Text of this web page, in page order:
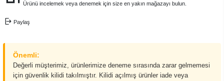
Ürünü incelemek veya denemek için size en yakın mağazayı bulun.
Paylaş
Önemli:
Değerli müşterimiz, ürünlerimize deneme sırasında zarar gelmemesi
için güvenlik kilidi takılmıştır. Kilidi açılmış ürünler iade veya